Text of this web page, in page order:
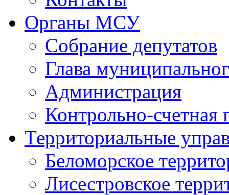
Органы МСУ
Собрание депутатов
Глава
Администрация
Контрольно-счетная
Территориальные
Беломорское
Лисестровское